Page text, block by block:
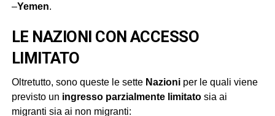
–Yemen.
LE NAZIONI CON ACCESSO
LIMITATO
Oltretutto, sono queste le sette Nazioniper le quali viene
previsto un ingresso parzialmente limitatosia ai
migranti sia ai non migranti: